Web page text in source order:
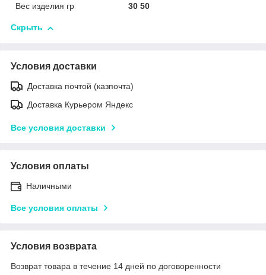
Вес изделия гр
30 50
Скрыть
Условия доставки
Доставка почтой (казпочта)
Доставка Курьером Яндекс
Все условия доставки
Условия оплаты
Наличными
Все условия оплаты
Условия возврата
Возврат товара в течение 14 дней по договоренности